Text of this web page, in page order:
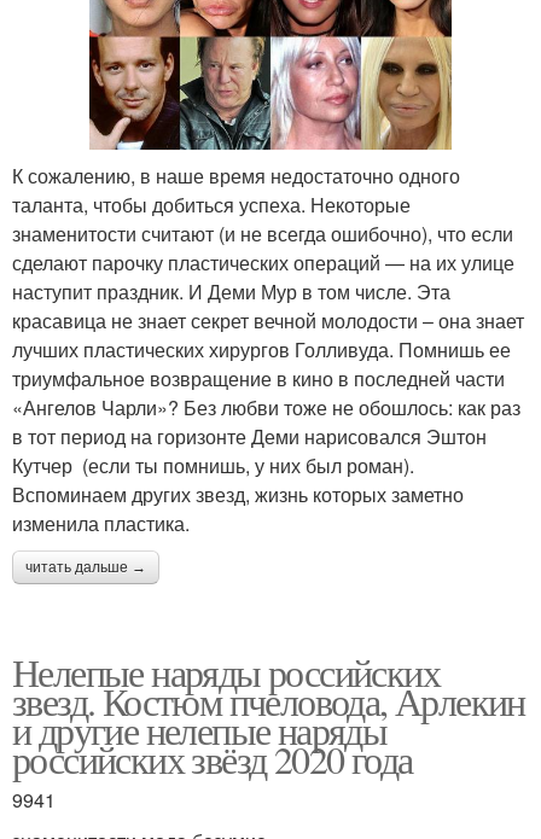
К сожалению, в наше время недостаточно одного
таланта, чтобы добиться успеха. Некоторые
знаменитости считают (и не всегда ошибочно), что если
сделают парочку пластических операций — на их улице
наступит праздник. И Деми Мур в том числе. Эта
красавица не знает секрет вечной молодости – она знает
лучших пластических хирургов Голливуда. Помнишь ее
триумфальное возвращение в кино в последней части
«Ангелов Чарли»? Без любви тоже не обошлось: как раз
в тот период на горизонте Деми нарисовался Эштон
Кутчер (если ты помнишь, у них был роман).
Вспоминаем других звезд, жизнь которых заметно
изменила пластика.
читать дальше →
Нелепые наряды российских
звезд. Костюм пчеловода, Арлекин
и другие нелепые наряды
российских звёзд 2020 года
9941